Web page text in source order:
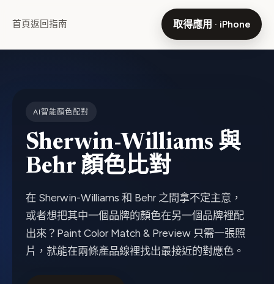
首頁返回指南 取得應用 · iPhone
AI智能顏色配對
Sherwin-Williams 與
Behr 顏色比對
在 Sherwin-Williams 和 Behr 之間拿不定主意，
或者想把其中一個品牌的顏色在另一個品牌裡配
出來？Paint Color Match & Preview 只需一張照
片，就能在兩條產品線裡找出最接近的對應色。